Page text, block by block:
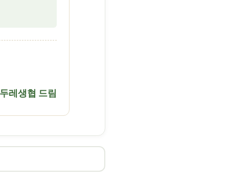
레생협 드림